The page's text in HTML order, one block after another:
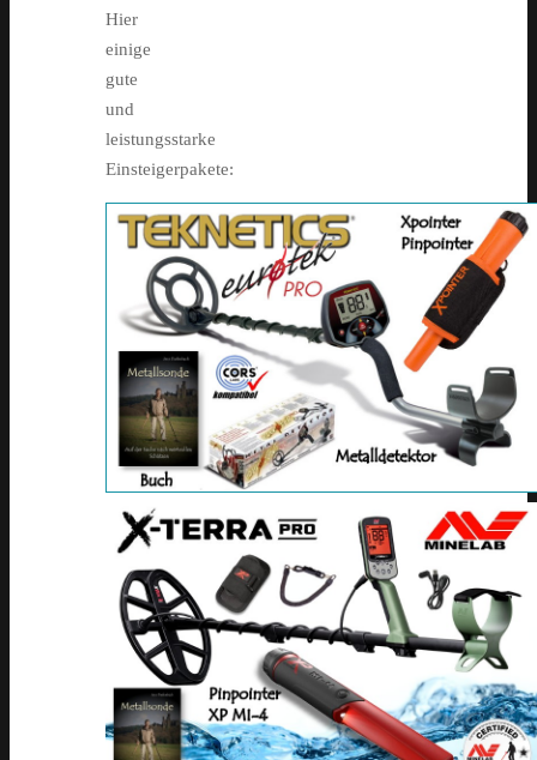
Hier
einige
gute
und
leistungsstarke
Einsteigerpakete: